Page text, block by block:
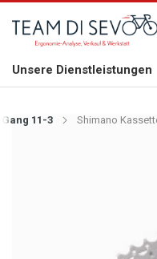
WILLKOMMEN GROSSE
Unsere Dienstleistungen
11-3 Shimano